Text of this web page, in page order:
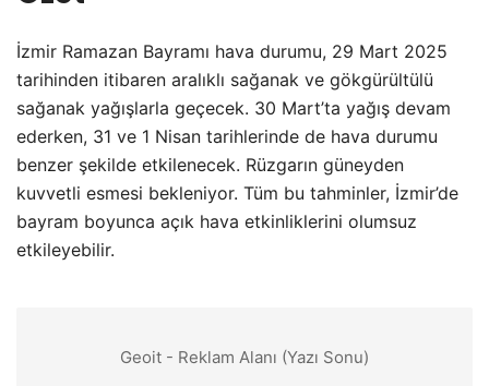
İzmir Ramazan Bayramı hava durumu, 29 Mart 2025
tarihinden itibaren aralıklı sağanak ve gökgürültülü
sağanak yağışlarla geçecek. 30 Mart’ta yağış devam
ederken, 31 ve 1 Nisan tarihlerinde de hava durumu
benzer şekilde etkilenecek. Rüzgarın güneyden
kuvvetli esmesi bekleniyor. Tüm bu tahminler, İzmir’de
bayram boyunca açık hava etkinliklerini olumsuz
etkileyebilir.
Geoit - Reklam Alanı (Yazı Sonu)